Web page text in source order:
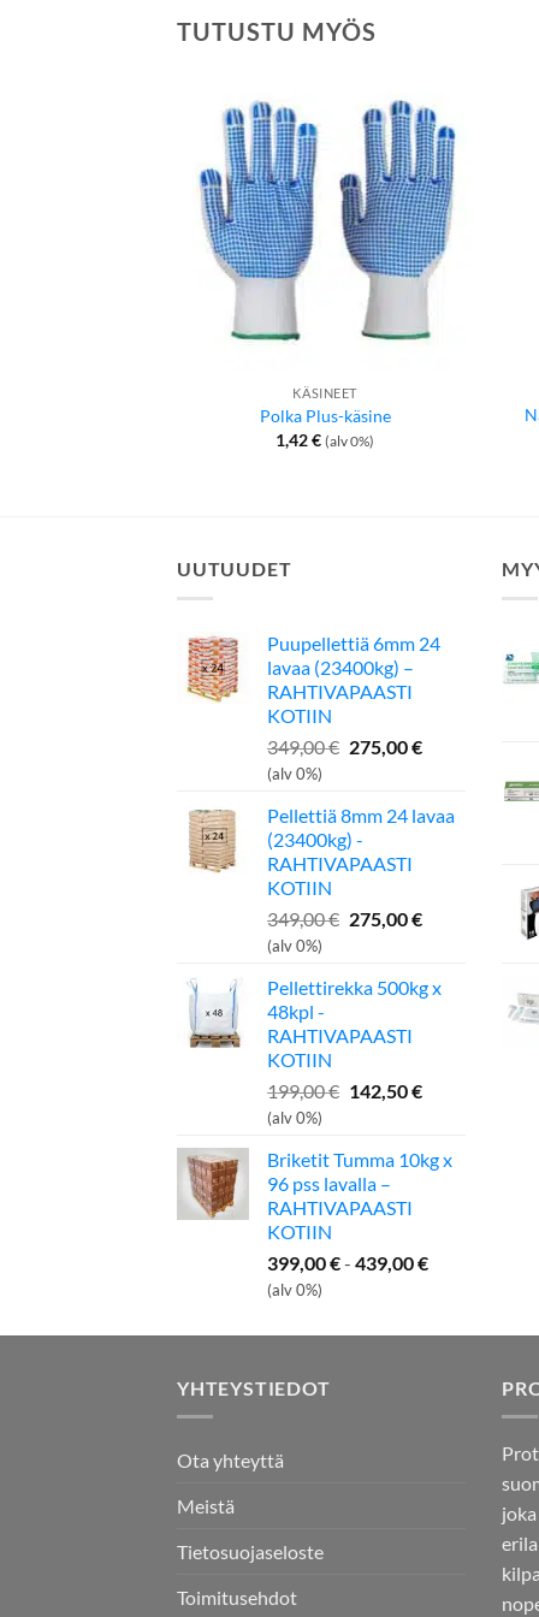
TUTUSTU MYÖS
KÄSINEET
Polka Plus-käsine
1,42€ (alv 0%)
UUTUUDET
Puupellettiä 6mm 24
lavaa (23400kg) –
RAHTIVAPAASTI
KOTIIN
349,00€ Alkuperäinen
349,00 €.
275,00€Nykyinen
275,00 €.
(alv 0%)
Pellettiä 8mm 24 lavaa
(23400kg) -
RAHTIVAPAASTI
KOTIIN
349,00€ Alkuperäinen
349,00 €.
275,00€Nykyinen
275,00 €.
(alv 0%)
Pellettirekka 500kg x
48kpl -
RAHTIVAPAASTI
KOTIIN
199,00€ Alkuperäinen
199,00 €.
142,50€Nykyinen
142,50 €.
(alv 0%)
Briketit Tumma 10kg x
96 pss lavalla –
RAHTIVAPAASTI
KOTIIN
399,00€- 439,00€
(alv 0%)
YHTEYSTIEDOT
Ota yhteyttä
Meistä
Tietosuojaseloste
Toimitusehdot